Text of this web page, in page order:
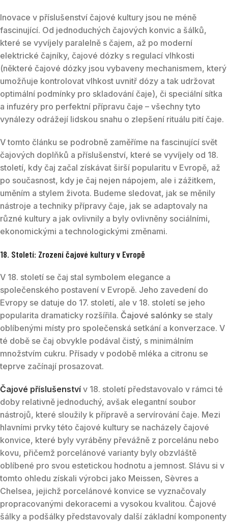
Inovace v příslušenství čajové kultury jsou ne méně
fascinující. Od jednoduchých čajových konvic a šálků,
které se vyvíjely paralelně s čajem, až po moderní
elektrické čajníky, čajové dózky s regulací vlhkosti
(některé čajové dózky jsou vybaveny mechanismem, který
umožňuje kontrolovat vlhkost uvnitř dózy a tak udržovat
optimální podmínky pro skladování čaje), či speciální sítka
a infuzéry pro perfektní přípravu čaje – všechny tyto
vynálezy odrážejí lidskou snahu o zlepšení rituálu pití čaje.
V tomto článku se podrobně zaměříme na fascinující svět
čajových doplňků a příslušenství, které se vyvíjely od 18.
století, kdy čaj začal získávat širší popularitu v Evropě, až
po současnost, kdy je čaj nejen nápojem, ale i zážitkem,
uměním a stylem života. Budeme sledovat, jak se měnily
nástroje a techniky přípravy čaje, jak se adaptovaly na
různé kultury a jak ovlivnily a byly ovlivněny sociálními,
ekonomickými a technologickými změnami.
18. Století: Zrození čajové kultury v Evropě
V 18. století se čaj stal symbolem elegance a
společenského postavení v Evropě. Jeho zavedení do
Evropy se datuje do 17. století, ale v 18. století se jeho
popularita dramaticky rozšířila. Čajové salónky se staly
oblíbenými místy pro společenská setkání a konverzace. V
té době se čaj obvykle podával čistý, s minimálním
množstvím cukru. Přísady v podobě mléka a citronu se
teprve začínají prosazovat.
Čajové příslušenství v 18. století představovalo v rámci té
doby relativně jednoduchý, avšak elegantní soubor
nástrojů, které sloužily k přípravě a servírování čaje. Mezi
hlavními prvky této čajové kultury se nacházely čajové
konvice, které byly vyráběny převážně z porcelánu nebo
kovu, přičemž porcelánové varianty byly obzvláště
oblíbené pro svou estetickou hodnotu a jemnost. Slávu si v
tomto ohledu získali výrobci jako Meissen, Sèvres a
Chelsea, jejichž porcelánové konvice se vyznačovaly
propracovanými dekoracemi a vysokou kvalitou. Čajové
šálky a podšálky představovaly další základní komponenty